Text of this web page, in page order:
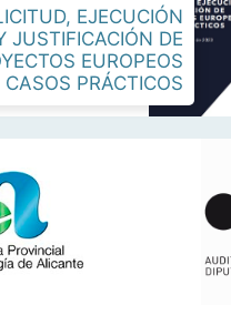
EJECUCIÓN
JUSTIFICACIÓN DE
EUROPEOS
CASOS PRÁCTICOS